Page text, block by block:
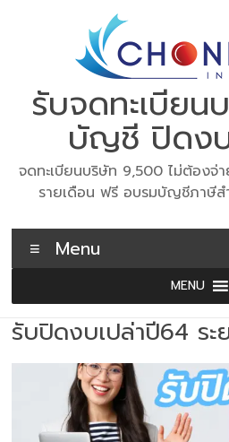
รับจดทะเบียน
บัญชี ปิดงบ
จดทะเบียนบริษัท 9,500 ไม่ต้องจ่
รายเดือน ฟรี อบรมบัญชีภาษีส
Menu
MENU
รับปิดงบเปล่าปี64 ระ